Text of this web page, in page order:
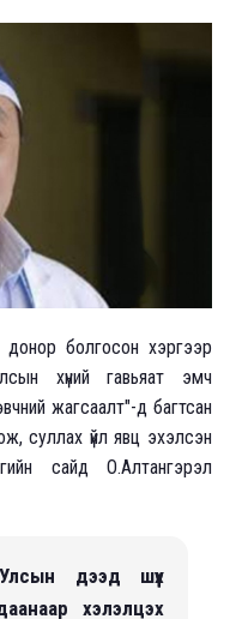
донор болгосон хэргээр
хүний гавьяат эмч
жагсаалт"-д багтсан
суллах үйл явц эхэлсэн
сайд О.Алтангэрэл
дээд шүүх
хэлэлцэх